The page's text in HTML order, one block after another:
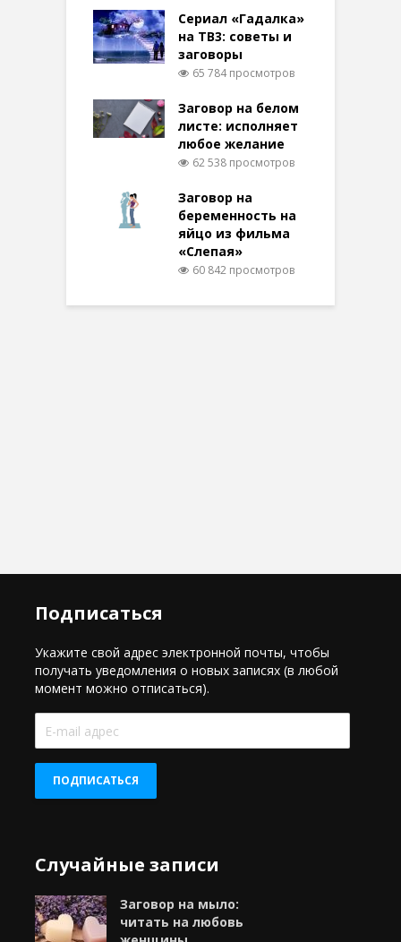
Сериал «Гадалка»
на ТВ3: советы и
заговоры
65 784 просмотров
Заговор на белом
листе: исполняет
любое желание
62 538 просмотров
Заговор на
беременность на
яйцо из фильма
«Слепая»
60 842 просмотров
Подписаться
Укажите свой адрес электронной почты, чтобы
получать уведомления о новых записях (в любой
момент можно отписаться).
mail
ПОДПИСАТЬСЯ
Случайные записи
Заговор на мыло:
читать на любовь